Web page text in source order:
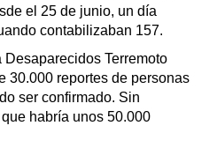
el 25 de junio, un día
contabilizaban 157.
Terremoto
30.000 reportes de personas
ser confirmado. Sin
habría unos 50.000